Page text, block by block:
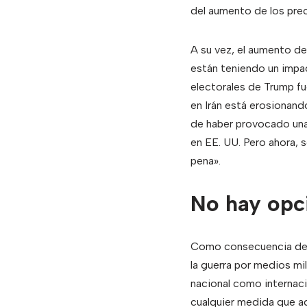
del aumento de los
A su vez, el aumento
están teniendo un
electorales de Trump
en Irán está
de haber provocado
en EE. UU. Pero ahora,
pena».
No hay
Como consecuencia
la guerra por medios
nacional como
cualquier medida que